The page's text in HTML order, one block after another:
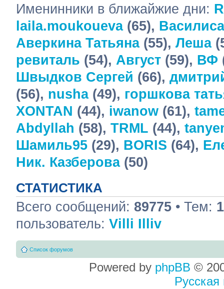
Именинники в ближайжие дни:
laila.moukoueva(65), Василиса
Аверкина Татьяна(55), Леша
ревиталь (54), Август (59), ВФ
Швыдков Сергей (66),
(56), nusha(49), горшкова
XONTAN (44), iwanow (61),
Abdyllah (58), TRML (44),
Шамиль95 (29), BORIS (64),
Ник. Казберова(50)
СТАТИСТИКА
Всего сообщений: 89775 • Тем:
пользователь: Villi Illiv
Список форумов
Powered by phpBB ©